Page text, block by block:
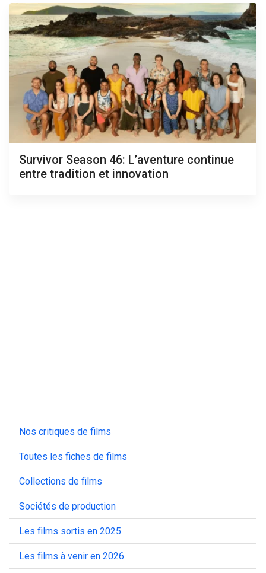
Survivor Season 46: L’aventure continue
entre tradition et innovation
Nos critiques de films
Toutes les fiches de films
Collections de films
Sociétés de production
Les films sortis en 2025
Les films à venir en 2026